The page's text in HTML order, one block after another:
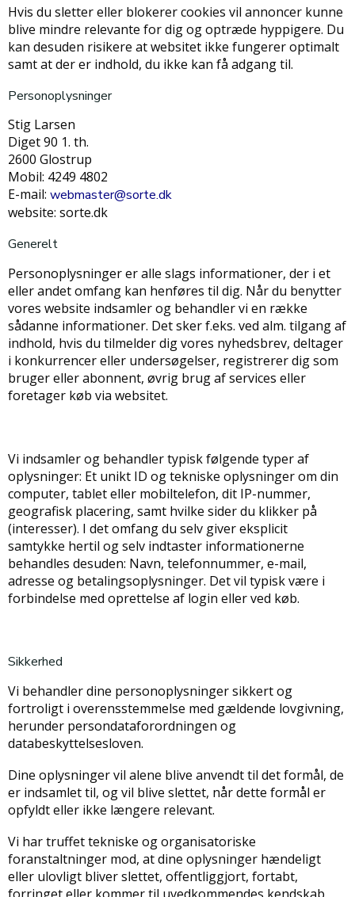
Hvis du sletter eller blokerer cookies vil annoncer kunne
blive mindre relevante for dig og optræde hyppigere. Du
kan desuden risikere at websitet ikke fungerer optimalt
samt at der er indhold, du ikke kan få adgang til.
Personoplysninger
Stig Larsen
Diget 90 1. th.
2600 Glostrup
Mobil: 4249 4802
E-mail: webmaster@sorte.dk
website: sorte.dk
Generelt
Personoplysninger er alle slags informationer, der i et
eller andet omfang kan henføres til dig. Når du benytter
vores website indsamler og behandler vi en række
sådanne informationer. Det sker f.eks. ved alm. tilgang af
indhold, hvis du tilmelder dig vores nyhedsbrev, deltager
i konkurrencer eller undersøgelser, registrerer dig som
bruger eller abonnent, øvrig brug af services eller
foretager køb via websitet.
Vi indsamler og behandler typisk følgende typer af
oplysninger: Et unikt ID og tekniske oplysninger om din
computer, tablet eller mobiltelefon, dit IP-nummer,
geografisk placering, samt hvilke sider du klikker på
(interesser). I det omfang du selv giver eksplicit
samtykke hertil og selv indtaster informationerne
behandles desuden: Navn, telefonnummer, e-mail,
adresse og betalingsoplysninger. Det vil typisk være i
forbindelse med oprettelse af login eller ved køb.
Sikkerhed
Vi behandler dine personoplysninger sikkert og
fortroligt i overensstemmelse med gældende lovgivning,
herunder persondataforordningen og
databeskyttelsesloven.
Dine oplysninger vil alene blive anvendt til det formål, de
er indsamlet til, og vil blive slettet, når dette formål er
opfyldt eller ikke længere relevant.
Vi har truffet tekniske og organisatoriske
foranstaltninger mod, at dine oplysninger hændeligt
eller ulovligt bliver slettet, offentliggjort, fortabt,